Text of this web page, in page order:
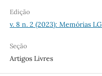
Edição
v. 8 n. 2 (2023): Memórias
Seção
Artigos Livres